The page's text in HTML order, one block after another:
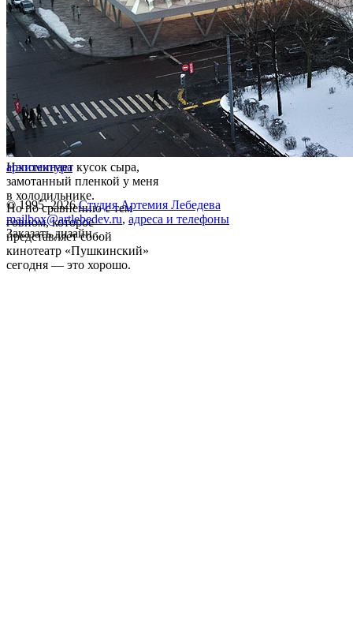
Напоминает кусок сыра,
замотанный пленкой у меня
в холодильнике.
Но по сравнению с тем
говном, которое
представляет собой
кинотеатр «Пушкинский»
сегодня — это хорошо.
архитектура
© 1995–2026 Студия Артемия Лебедева
mailbox@artlebedev.ru, адреса и телефоны
Заказать дизайн...